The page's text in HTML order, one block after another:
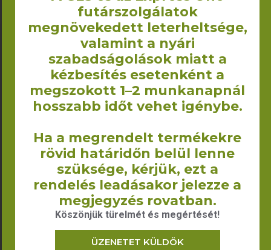
Cuba vászontáska –
22×26 cm (140
g/m2 vastag)
Jamaica (talpas)
vászontáska
hosszú füllel –
38x42x8 cm (140
g/m2)
futárszolgálatok
megnövekedett leterheltsége,
valamint a nyári
szabadságolások miatt a
kézbesítés esetenként a
megszokott 1–2 munkanapnál
hosszabb időt vehet igénybe.
Ha a megrendelt termékekre
rövid határidőn belül lenne
szüksége, kérjük, ezt a
rendelés leadásakor jelezze a
megjegyzés rovatban.
Köszönjük türelmét és megértését!
ÜZENETET KÜLDÖK